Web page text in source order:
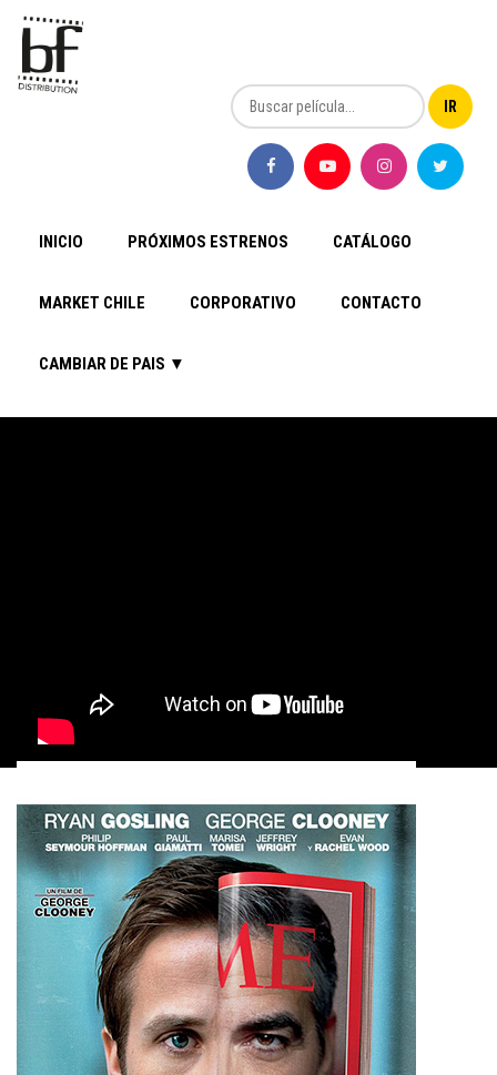
INICIO PRÓXIMOS ESTRENOS CATÁLOGO
MARKET CHILE CORPORATIVO CONTACTO
CAMBIAR DE PAIS ▼